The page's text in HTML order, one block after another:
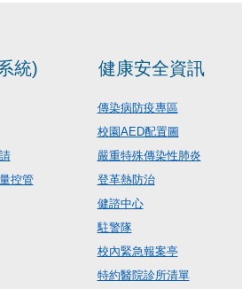
統)
控管
健康安全資訊
傳染病防疫專區
校園AED配置圖
嚴重特殊傳染性肺炎
登革熱防治
健諮中心
駐警隊
校內緊急報案亭
特約醫院診所清單